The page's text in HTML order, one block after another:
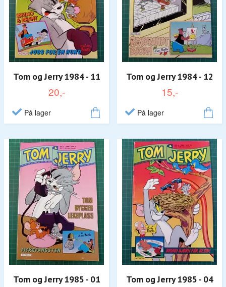
Tom og Jerry 1984 - 11
20,-
På lager
Tom og Jerry 1984 - 12
15,-
På lager
Tom og Jerry 1985 - 01 Tom og Jerry 1985 - 04